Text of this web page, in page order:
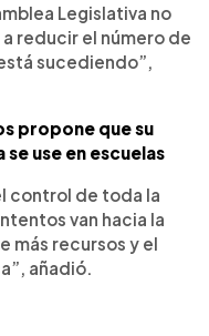
Legislativa no
reducir el número de
sucediendo”,
propone que su
use en escuelas
control de toda la
van hacia la
más recursos y el
añadió.